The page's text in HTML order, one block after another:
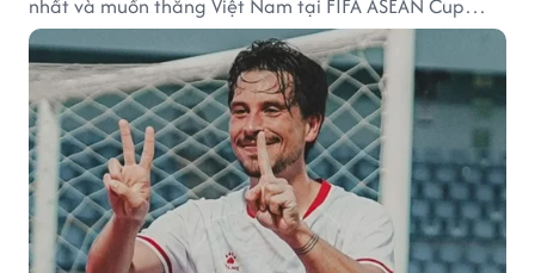
2026.